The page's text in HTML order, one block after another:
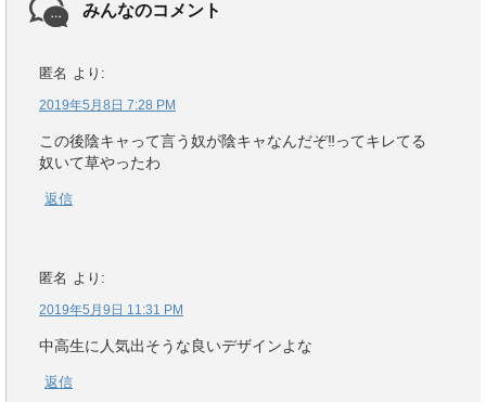
みんなのコメント
匿名 より:
2019年5月8日 7:28 PM
この後陰キャって言う奴が陰キャなんだぞ‼ってキレてる
奴いて草やったわ
返信
匿名 より:
2019年5月9日 11:31 PM
中高生に人気出そうな良いデザインよな
返信